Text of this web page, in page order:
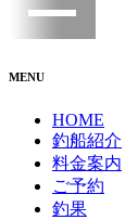
MENU
HOME
釣船紹介
料金案内
ご予約
釣果